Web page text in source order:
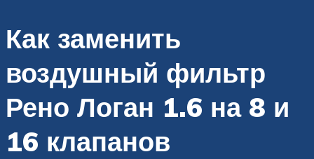
Как заменить
воздушный фильтр
Рено Логан 1.6 на 8 и
16 клапанов